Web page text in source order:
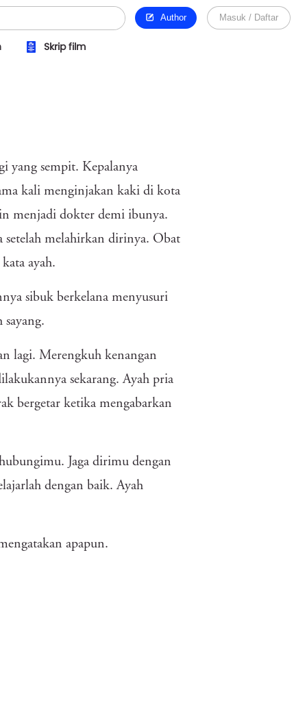
Author Masuk / Daftar
Skrip film
yang sempit. Kepalanya
kali menginjakan kaki di kota
menjadi dokter demi ibunya.
setelah melahirkan dirinya. Obat
ayah.
sibuk berkelana menyusuri
lagi. Merengkuh kenangan
sekarang. Ayah pria
bergetar ketika mengabarkan
Jaga dirimu dengan
dengan baik. Ayah
apapun.